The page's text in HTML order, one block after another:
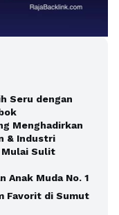
Seru dengan
Menghadirkan
& Industri
Mulai Sulit
Anak Muda No. 1
Favorit di Sumut